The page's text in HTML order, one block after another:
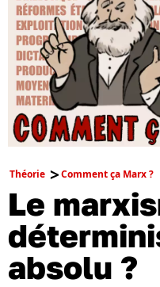
Théorie Comment ça Marx ?
Le
absolu ?